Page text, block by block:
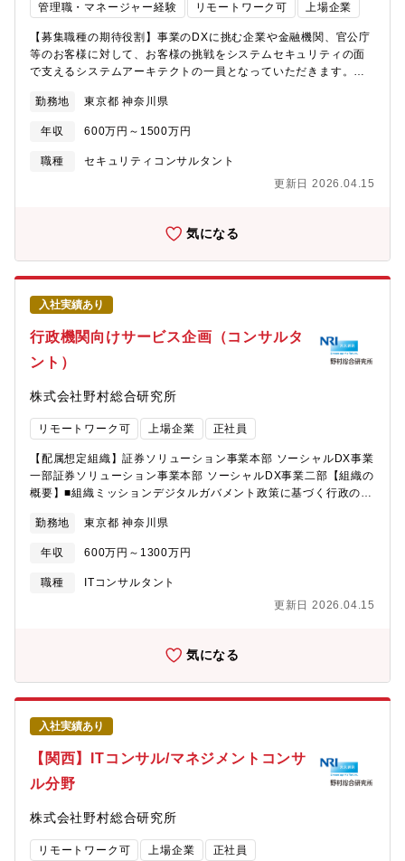
になるケースもございます。
管理職・マネージャー経験 リモートワーク可 上場企業
【募集職種の期待役割】事業のDXに挑む企業や金融機関、官公庁
等のお客様に対して、お客様の挑戦をシステムセキュリティの面
で支えるシステムアーキテクトの一員となっていただきます。近
する中、企業が事業を継続し競争力を維持するためには、革新的
な挑戦を続けることが求められます。お客様が自社の事業に集中
して発展していけるよう、お客様の挑戦をシステムセキュリティ
の面で支えるスペシャリストとして解決策を提供します。【具体
を自由に楽しめる社会を作るために、お客さまが直面する情報セ
本ポジションは、セキュリティアーキテクトとして、お客様のセ
キュリティ課題や対策立案、各種セキュリティソリューションの
提案から設計・構築まで、全体のプロジェクトマネジメントを行
っていただきます。●システムアーキテクチャ検討 顧客システム
におけるセキュリティインフラについて、関連システムを含む全
体を俯瞰しながら課題を分析、必要に応じてPoCなども交えなが
らシステム化構想・計画及びアーキテクチャを検討します。●プロ
ジェクトマネジメント 検討したシステム化構想・計画を実現す
る最適なソリューションを選択したのちプロジェクトを立上げ、
を実施します。●開発プロセスの組立て・リード 新規性の高い
PoCやインテグレーションにおいては、迅速かつセキュリティを
考慮した高品質な成果が要求されます。顧客システムの要求事
チを開発プロセスに組み込み、開発チームやステークホルダーを
巻き込んでプロジェクトをリードします。●自社サービス事業創
発 構想する新しいセキュリティインフラが、特定のお客様だけ
でなく業界・社会全体にとって有用なものであるかを見極め、社
発・事業化に取り組みます。【仕事の魅力・やりがい・キャリア
「安心安全社会の実現」という社会課題に直結した案件に携わる
ことができ、仕事の内容に重要な意義を感じることができます。
社内の豊富な商材を顧客第一でインテグレーション・納入するプ
ズ戦略コンサルティング事業本部
勤務地 東京都 神奈川県
年収 600万円～1500万円
職種
セキュリティコンサルタント
更新日 2026.04.15
気になる
入社実績あり
行政機関向けサービス企画（コンサルタ
ント）
株式会社野村総合研究所
リモートワーク可 上場企業 正社員
【配属想定組織】証券ソリューション事業本部 ソーシャルDX事業
一部証券ソリューション事業本部 ソーシャルDX事業二部【組織の
概要】■組織ミッションデジタルガバメント政策に基づく行政のデ
本国民が利便性の高いサービスを享受できる「社会のデジタル
化」に貢献することをミッションとしています。NRIのDXソリュ
ーションの提供により、民間主導で社会基盤を創り、官民連携に
より次世代の日本の発展に貢献することを目指しています。【募
た自主サービスの企画・構築の経験と実績をベースに、政府が掲
位なポジションに位置しており、この領域でのさらなる事業拡大
のため今回の募集を行っています。これまでのご経験・知見を活
かし、高いアジリティと品質を両立するDXソリューション、サー
ビスの構築の推進力となっていただけることを期待しています。
【具体的な職務内容】・主要な行政機関等との関係性構築に向け
たRM活動・官公庁を主な関係先としつつ、様々な民間企業との連
携や企画・提案 ※行政機関等から政策の相談を受けて、サービ
スを企画・提案しているのが主な業務となります。【仕事の魅
力・やりがい・キャリアパス】積年の課題となっている日本の行
に利用し、スピード感を持って社会に大きなインパクトを与えら
れるサービスの企画に携わっていただくことが可能です。これま
でとは異なる新しい経験、領域の獲得、事業の拡大を実現してい
勤務地 東京都 神奈川県
年収 600万円～1300万円
職種
ITコンサルタント
更新日 2026.04.15
気になる
入社実績あり
【関西】ITコンサル/マネジメントコンサ
ル分野
株式会社野村総合研究所
リモートワーク可 上場企業 正社員